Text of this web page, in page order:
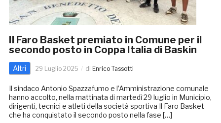
Il Faro Basket premiato in Comune per il
secondo posto in Coppa Italia di Baskin
Altri 29 Luglio 2025 di Enrico Tassotti
Il sindaco Antonio Spazzafumo e l’Amministrazione comunale
hanno accolto, nella mattinata di martedì 29 luglio in Municipio,
dirigenti, tecnici e atleti della società sportiva Il Faro Basket
che ha conquistato il secondo posto nella fase […]